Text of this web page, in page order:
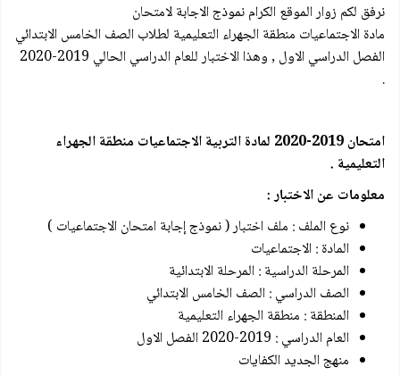
نرفق لكم زوار الموقع الكرام نموذج الاجابة لامتحان
مادة الاجتماعيات منطقة الجهراء التعليمية لطلاب الصف الخامس الابتدائي
الفصل الدراسي الاول , وهذا الاختبار للعام الدراسي الحالي 2019-2020
.
امتحان 2019-2020 لمادة التربية الاجتماعيات منطقة الجهراء
التعليمية .
معلومات عن الاختبار :
نوع الملف : ملف اختبار ( نموذج إجابة امتحان الاجتماعيات )
المادة : الاجتماعيات
المرحلة الدراسية : المرحلة الابتدائية
الصف الدراسي : الصف الخامس الابتدائي
المنطقة : منطقة الجهراء التعليمية
العام الدراسي : 2019-2020 الفصل الاول
منهج الجديد الكفايات